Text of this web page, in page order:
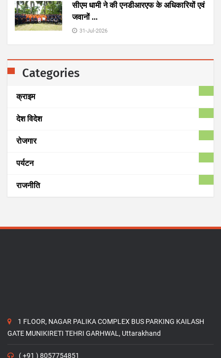
सीएम धामी ने की एनडीआरएफ के अधिकारियों एवं
जवानों...
31-Jul-2026
Categories
क्राइम
देश विदेश
रोजगार
पर्यटन
राजनीति
1 FLOOR, NAGAR PALIKA COMPLEX BUS PARKING KAILASH
GATE MUNIKIRETI TEHRI GARHWAL, Uttarakhand
( +91 ) 8057754851